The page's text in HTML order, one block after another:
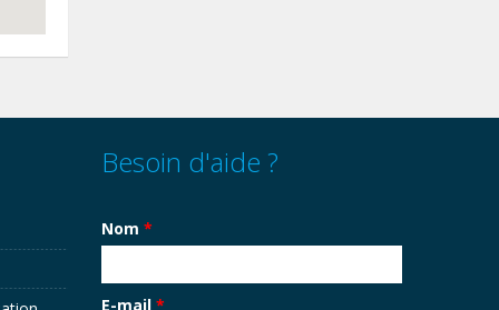
Besoin d'aide ?
Nom *
E-mail *